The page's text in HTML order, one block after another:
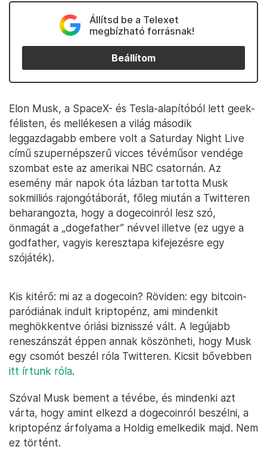
Állítsd be a Telexet
megbízható forrásnak!
Beállítom
Elon Musk, a SpaceX- és Tesla-alapítóból lett geek-
félisten, és mellékesen a világ második
leggazdagabb embere volt a Saturday Night Live
című szupernépszerű vicces tévéműsor vendége
szombat este az amerikai NBC csatornán. Az
esemény már napok óta lázban tartotta Musk
sokmilliós rajongótáborát, főleg miután a Twitteren
beharangozta, hogy a dogecoinról lesz szó,
önmagát a „dogefather” névvel illetve (ez ugye a
godfather, vagyis keresztapa kifejezésre egy
szójáték).
Kis kitérő: mi az a dogecoin? Röviden: egy bitcoin-
paródiának indult kriptopénz, ami mindenkit
meghökkentve óriási biznisszé vált. A legújabb
reneszánszát éppen annak köszönheti, hogy Musk
egy csomót beszél róla Twitteren. Kicsit bővebben
itt írtunk róla.
Szóval Musk bement a tévébe, és mindenki azt
várta, hogy amint elkezd a dogecoinról beszélni, a
kriptopénz árfolyama a Holdig emelkedik majd. Nem
ez történt.